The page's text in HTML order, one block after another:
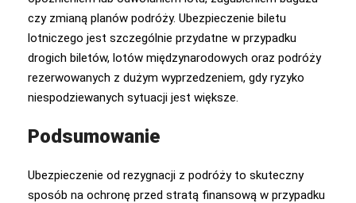
czy zmianą planów podróży. Ubezpieczenie biletu
lotniczego jest szczególnie przydatne w przypadku
drogich biletów, lotów międzynarodowych oraz podróży
rezerwowanych z dużym wyprzedzeniem, gdy ryzyko
niespodziewanych sytuacji jest większe.
Podsumowanie
Ubezpieczenie od rezygnacji z podróży to skuteczny
sposób na ochronę przed stratą finansową w przypadku